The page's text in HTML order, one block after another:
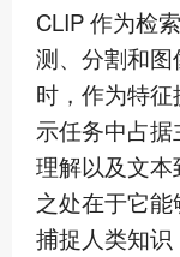
CLIP 作为检
测、分割和
时，作为特
示任务中占
理解以及文本
之处在于它
捕捉人类知